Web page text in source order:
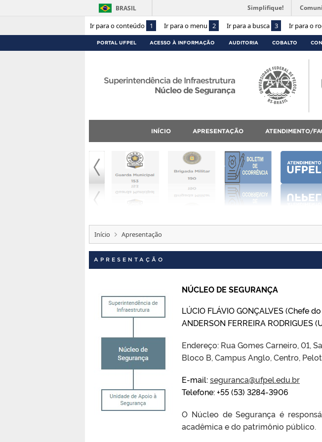
Ir para o conteúdo 1 Ir para o menu 2 Ir para a busca 3 Ir para o
BRASIL Simplifique!
PORTAL UFPEL ACESSO À INFORMAÇÃO AUDITORIA COBALTO
Superintendência de Infraestrutura
Núcleo de Segurança
INÍCIO APRESENTAÇÃO ATENDIMENTO/
Início Apresentação
APRESENTAÇÃO
NÚCLEO DE SEGURANÇA
LÚCIO FLÁVIO GONÇALVES (Chefe
ANDERSON FERREIRA RODRIGUES
Endereço: Rua Gomes Carneiro, 01,
Bloco B, Campus Anglo, Centro,
E-mail:seguranca@ufpel.edu.br
Telefone: +55 (53) 3284-3906
O Núcleo de Segurança é
acadêmica e do patrimônio público.